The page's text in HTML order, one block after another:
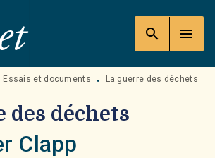
search menu
Essais et documents • La guerre des déchets
des déchets
Clapp